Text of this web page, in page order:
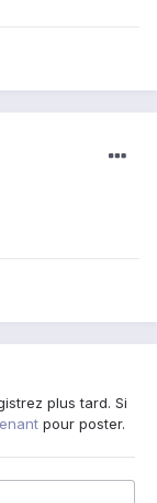
plus tard. Si
pour poster.